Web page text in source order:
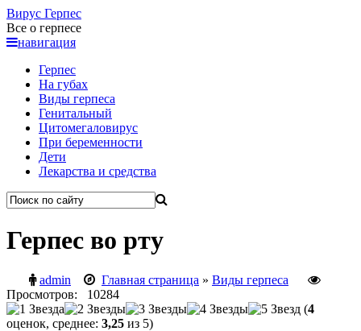
Вирус Герпес
Все о герпесе
навигация
Герпес
На губах
Виды герпеса
Генитальный
Цитомегаловирус
При беременности
Дети
Лекарства и средства
Герпес во рту
admin Главная страница » Виды герпеса
Просмотров: 10284
(4
оценок, среднее: 3,25 из 5)